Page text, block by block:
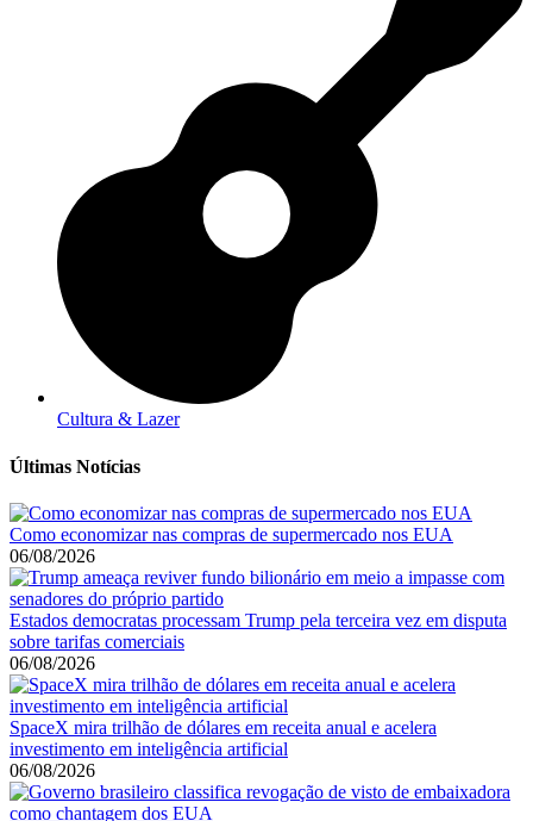
Cultura & Lazer
Últimas Notícias
Como economizar nas compras de supermercado nos EUA
06/08/2026
Estados democratas processam Trump pela terceira vez em disputa
sobre tarifas comerciais
06/08/2026
SpaceX mira trilhão de dólares em receita anual e acelera
investimento em inteligência artificial
06/08/2026